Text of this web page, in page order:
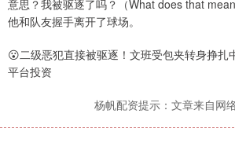
意思？我被驱逐了吗？（What does that
他和队友握手离开了球场。
😮二级恶犯直接被驱逐！文班受包夹转身挣扎
平台投资
杨帆配资提示：文章来自网